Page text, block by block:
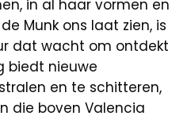
in al haar vormen en
Munk ons laat zien, is
dat wacht om ontdekt
biedt nieuwe
en te schitteren,
die boven Valencia